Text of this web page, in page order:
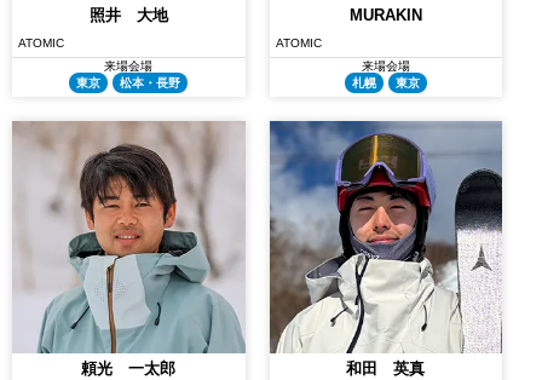
照井 大地
ATOMIC
来場会場
東京
松本・長野
MURAKIN
ATOMIC
来場会場
札幌
東京
頼光 一太郎 和田 英真